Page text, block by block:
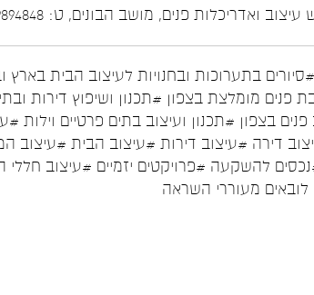
ואדריכלות פנים, מושב הבונים, ט: 04-9894848 נ: 052-5535400
#סיורים בתערוכות ובחנויות לעיצוב הבית בארץ
פנים מומלצת בצפון #תכנון ושיפוץ דירות
בצפון #תכנון ועיצוב בתים פרטיים וילות
דירה #עיצוב דירות #עיצוב הבית #עיצוב
להשקעה #פרויקטים יזמיים #עיצוב חללי
לובאים מעוררי השראה